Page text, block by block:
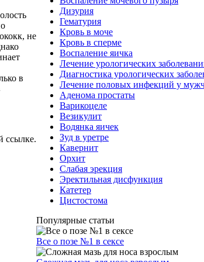
не
в
ссылке.
Дизурия
Гематурия
Кровь в моче
Кровь в сперме
Воспаление яичка
Лечение урологических
Диагностика урологических
Лечение половых инфекций у
Аденома простаты
Варикоцеле
Везикулит
Водянка яичек
Зуд в уретре
Кавернит
Орхит
Слабая эрекция
Эректильная дисфункция
Катетер
Цистостома
Популярные статьи
Все о позе №1 в сексе